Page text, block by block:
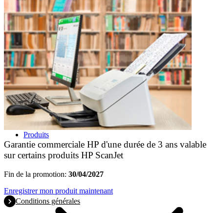
Produits
Garantie commerciale HP d'une durée de 3 ans valable
sur certains produits HP ScanJet
Fin de la promotion: 30/04/2027
Enregistrer mon produit maintenant
Conditions générales